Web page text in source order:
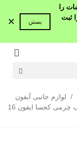
را
ثبت
بستن ×
/
لوازم جانبی آیفون
قاب چرمی کجسا ایفون 16